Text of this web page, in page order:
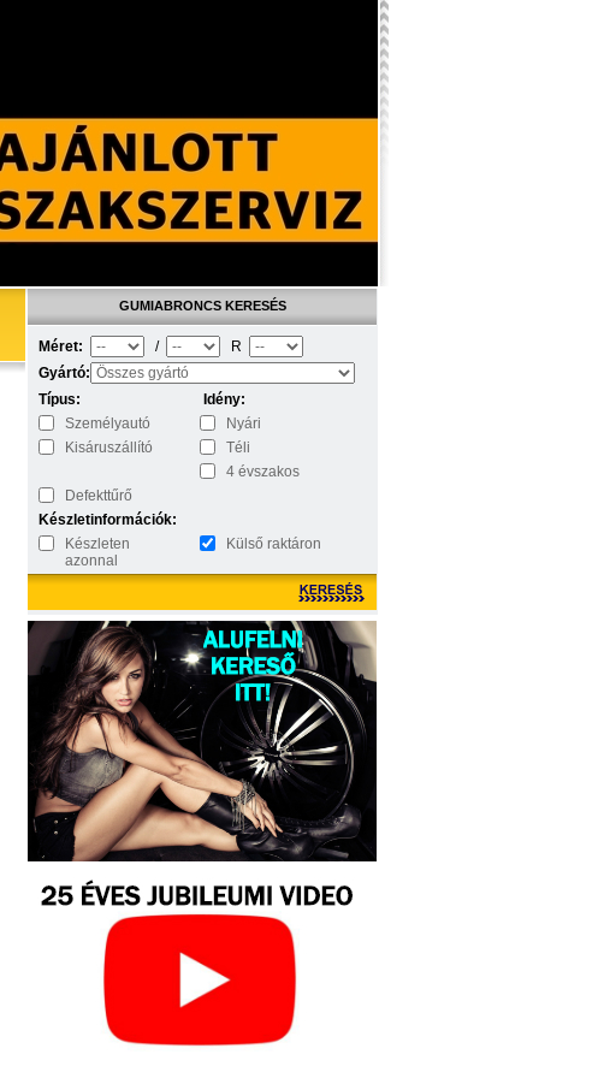
•••
GUMIABRONCS KERESÉS
Méret: /
R
Gyártó:
Típus:
Idény:
Személyautó
Nyári
Kisáruszállító
Téli
4 évszakos
Defekttűrő
Készletinformációk:
Készleten
azonnal
Külső raktáron